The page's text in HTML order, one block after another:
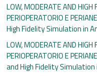
LOW, MODERATE AND
PERIOPERATORIO E
High Fidelity Simulation in
LOW, MODERATE AND
PERIOPERATORIO E
and High Fidelity